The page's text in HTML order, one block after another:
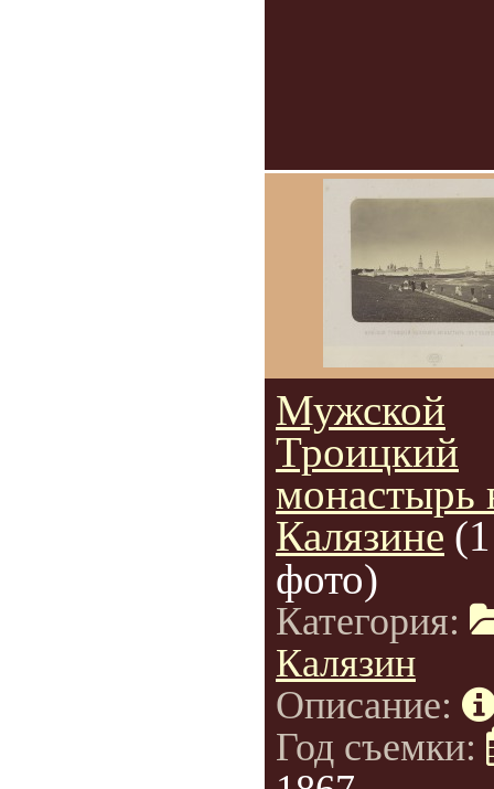
Мужской
Троицкий
монастырь
Калязине (1
фото)
Категория:
Калязин
Описание:
Год съемки: